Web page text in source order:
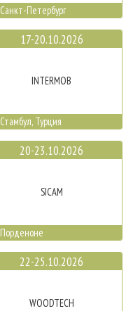
Санкт-Петербург
17-20.10.2026
INTERMOB
Стамбул, Турция
20-23.10.2026
SICAM
Порденоне
22-25.10.2026
WOODTECH